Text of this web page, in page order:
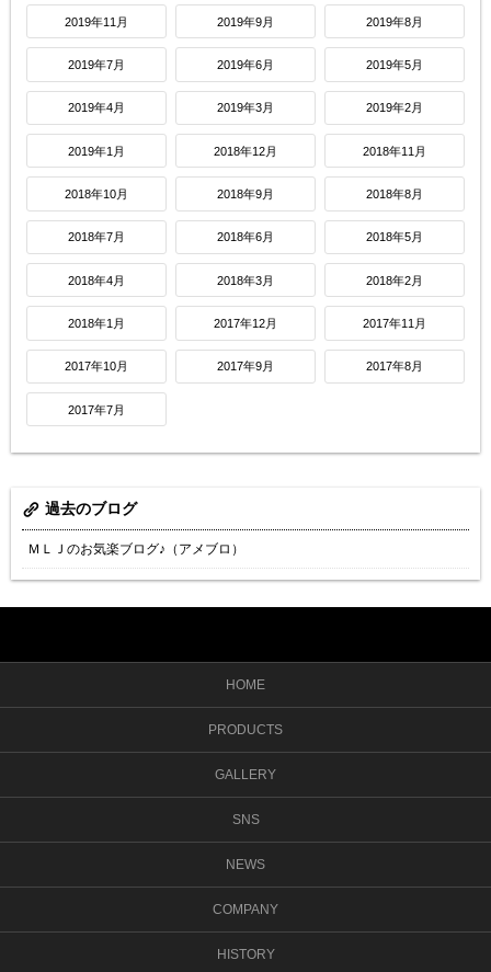
2019年11月 2019年9月 2019年8月
2019年7月 2019年6月 2019年5月
2019年4月 2019年3月 2019年2月
2019年1月 2018年12月 2018年11月
2018年10月 2018年9月 2018年8月
2018年7月 2018年6月 2018年5月
2018年4月 2018年3月 2018年2月
2018年1月 2017年12月 2017年11月
2017年10月 2017年9月 2017年8月
2017年7月
過去のブログ
ＭＬＪのお気楽ブログ♪（アメブロ）
HOME
PRODUCTS
GALLERY
SNS
NEWS
COMPANY
HISTORY